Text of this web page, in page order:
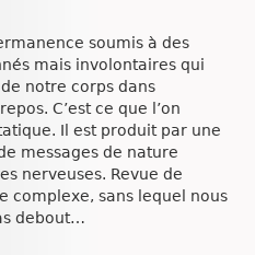
soumis à des
mais involontaires qui
notre corps dans
C’est ce que l’on
Il est produit par une
messages de nature
nerveuses. Revue de
complexe, sans lequel nous
debout…